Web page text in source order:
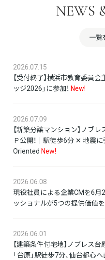
NEWS
一覧
2026.07.15
【受付終了】横浜市教育委員
ッジ2026」に参加！ New!
2026.07.09
【新築分譲マンション】ノブ
Ｐ公開！｜駅徒歩6分 ✕ 地震
Oriented New!
2026.06.08
現役社員による企業CMを6月
ッショナルが5つの提供価値
2026.06.01
【建築条件付宅地】ノブレス
「台原」駅徒歩7分、仙台都心